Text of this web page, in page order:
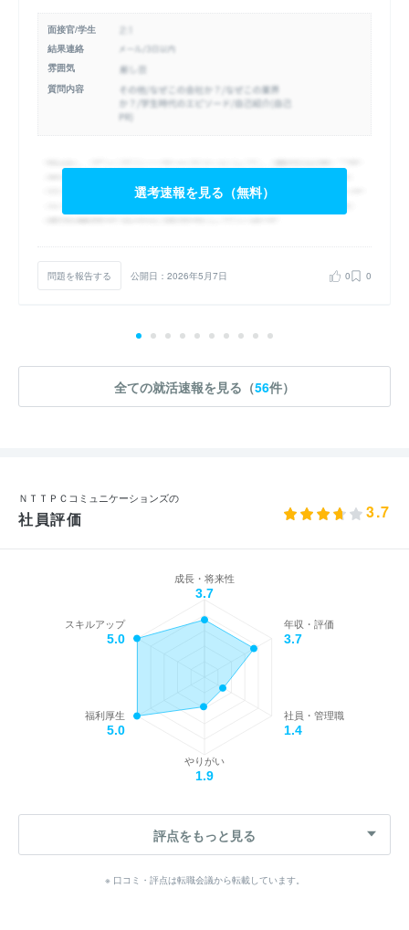
面接官/学生
結果連絡
雰囲気
質問内容
選考速報を見る（無料）
問題を報告する 公開日：2026年5月7日 0 0
全ての就活速報を見る（56件）
ＮＴＴＰＣコミュニケーションズの
社員評価 3.7
成長・将来性
3.7
年収・評価
3.7
社員・管理職
1.4
やりがい
1.9
福利厚生
5.0
スキルアップ
5.0
評点をもっと見る
※ 口コミ・評点は転職会議から転載しています。